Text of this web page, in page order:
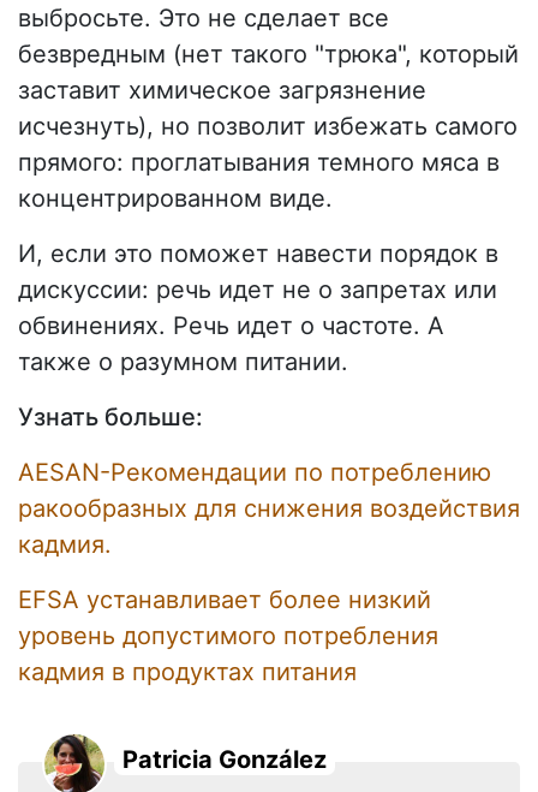
выбросьте. Это не сделает все
безвредным (нет такого "трюка", который
заставит химическое загрязнение
исчезнуть), но позволит избежать самого
прямого: проглатывания темного мяса в
концентрированном виде.
И, если это поможет навести порядок в
дискуссии: речь идет не о запретах или
обвинениях. Речь идет о частоте. А
также о разумном питании.
Узнать больше:
AESAN-Рекомендации по потреблению
ракообразных для снижения воздействия
кадмия.
EFSA устанавливает более низкий
уровень допустимого потребления
кадмия в продуктах питания
Patricia González